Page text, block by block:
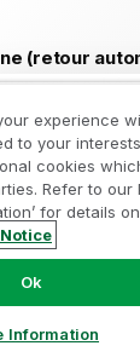
Discuter
(retour
est
lignes.
: Si la
le
de saisie
la valeur
légende: Peut
de
sans
grâce
:
experience
to your interests.
cookies
Refer to our
for details
Ok
Information